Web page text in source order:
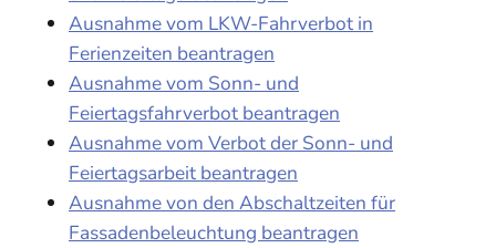
Ausnahme vom LKW-Fahrverbot in
Ferienzeiten beantragen
Ausnahme vom Sonn- und
Feiertagsfahrverbot beantragen
Ausnahme vom Verbot der Sonn- und
Feiertagsarbeit beantragen
Ausnahme von den Abschaltzeiten für
Fassadenbeleuchtung beantragen